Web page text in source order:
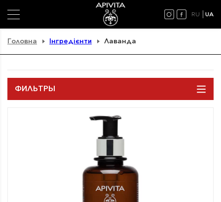
RU UA
Головна Інгредієнти Лаванда
ФИЛЬТРЫ